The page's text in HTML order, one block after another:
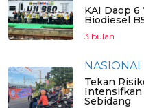
KAI Daop 6
Biodiesel
3 bulan
NASIONAL
Tekan
Sebidang